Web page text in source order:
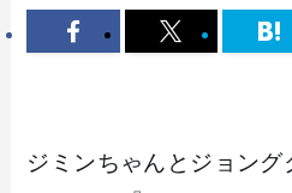
ジミンちゃんとジョン